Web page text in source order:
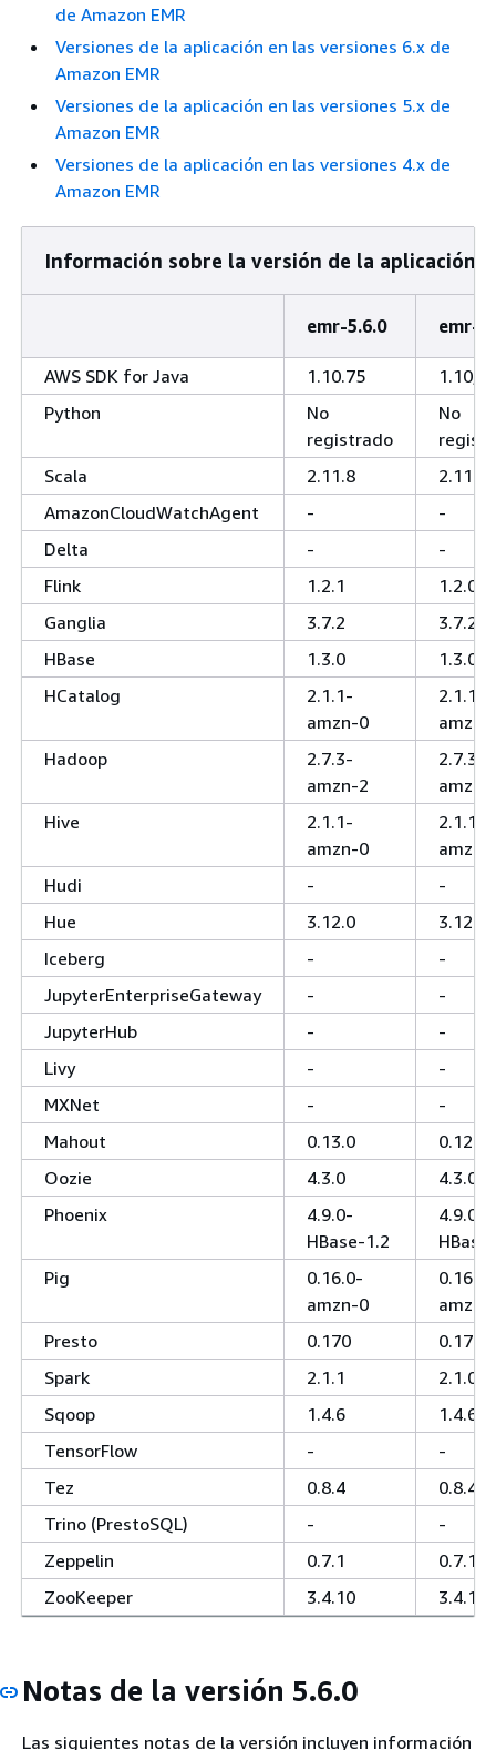
de Amazon EMR
Versiones de la aplicación en las versiones 6.x de
Amazon EMR
Versiones de la aplicación en las versiones 5.x de
Amazon EMR
Versiones de la aplicación en las versiones 4.x de
Amazon EMR
Información sobre la versión de la aplicación
emr-5.6.0 emr-
AWS SDK for Java 1.10.75
1.10,75
Python
No
registrado
No
Scala
2.11.8
2.11.8
AmazonCloudWatchAgent
-
-
Delta
-
-
Flink
1.2.1
1.2.0
Ganglia
3.7.2
3.7.2
HBase
1.3.0
1.3.0
HCatalog
2.1.1-
amzn-0
2.1.1-
amzn-
Hadoop
2.7.3-
amzn-2
2.7.3-
amzn-
Hive
2.1.1-
amzn-0
2.1.1-
amzn-
Hudi
-
-
Hue
3.12.0
3.12.0
Iceberg
-
-
JupyterEnterpriseGateway
-
-
JupyterHub
-
-
Livy
-
-
MXNet
-
-
Mahout
0.13.0
0.12.2
Oozie
4.3.0
4.3.0
Phoenix
4.9.0-
HBase-1.2
4.9.0-
Pig
0.16.0-
amzn-0
0.16.0-
amzn-
Presto
0.170
0.170
Spark
2.1.1
2.1.0
Sqoop
1.4.6
1.4.6
TensorFlow
-
-
Tez
0.8.4
0.8.4
Trino (PrestoSQL)
-
-
Zeppelin
0.7.1
0.7.1
ZooKeeper
3.4.10 3.4.10
Notas de la versión 5.6.0
Las siguientes notas de la versión incluyen información